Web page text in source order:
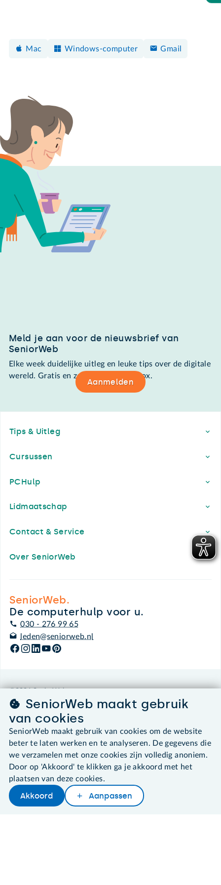
Later lezenDelenWoordenboek
Mac Windows-computer Gmail
Meld je aan voor de nieuwsbrief van
SeniorWeb
Elke week duidelijke uitleg en leuke tips over de digitale
wereld. Gratis en zomaar in de mailbox.
Aanmelden
Tips & Uitleg
Cursussen
PCHulp
Lidmaatschap
Contact & Service
Over SeniorWeb
SeniorWeb.
De computerhulp voor u.
030 - 276 99 65
leden@seniorweb.nl
©2026 SeniorWeb
Algemene voorwaarden
Disclaimer
Privacybeleid
About SeniorWeb
SeniorWeb maakt gebruik
van cookies
SeniorWeb maakt gebruik van cookies om de website
beter te laten werken en te analyseren. De gegevens die
we verzamelen met onze cookies zijn volledig anoniem.
Door op 'Akkoord' te klikken ga je akkoord met het
plaatsen van deze cookies.
Akkoord Aanpassen